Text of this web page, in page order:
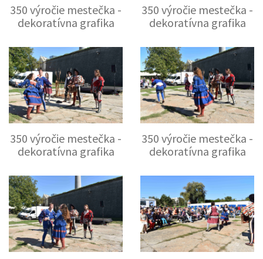
350 výročie mestečka -
dekoratívna grafika
350 výročie mestečka -
dekoratívna grafika
350 výročie mestečka -
dekoratívna grafika
350 výročie mestečka -
dekoratívna grafika